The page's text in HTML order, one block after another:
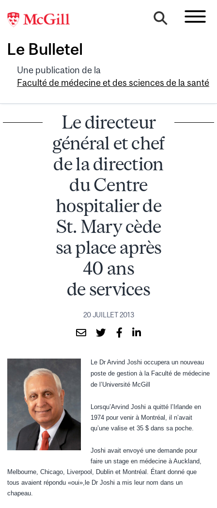
Le Bulletel
Une publication de la
Faculté de médecine et des sciences de la santé
Le directeur
général et chef
de la direction
du Centre
hospitalier de
St. Mary cède
sa place après
40 ans
de services
20 JUILLET 2013
Le Dr Arvind Joshi occupera un nouveau
poste de gestion à la Faculté de médecine
de l’Université McGill
Lorsqu’Arvind Joshi a quitté l’Irlande en
1974 pour venir à Montréal, il n’avait
qu’une valise et 35 $ dans sa poche.
Joshi avait envoyé une demande pour
faire un stage en médecine à Auckland,
Melbourne, Chicago, Liverpool, Dublin et Montréal. Étant donné que
tous avaient répondu «oui»,le Dr Joshi a mis leur nom dans un
chapeau.